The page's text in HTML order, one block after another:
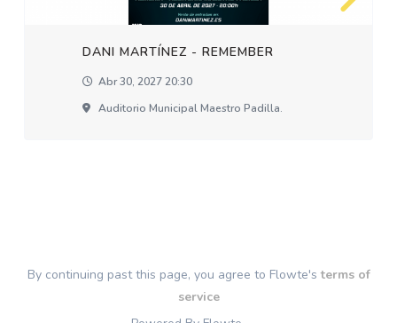
DANI MARTÍNEZ - REMEMBER
Abr 30, 2027 20:30
Auditorio Municipal Maestro Padilla.
By continuing past this page, you agree to Flowte'sterms of
service